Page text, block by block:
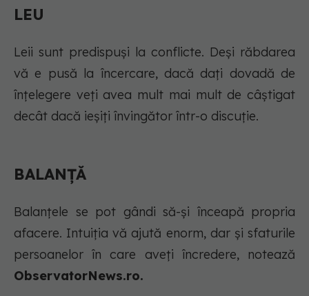
LEU
Leii sunt predispuși la conflicte. Deși răbdarea
vă e pusă la încercare, dacă dați dovadă de
înțelegere veți avea mult mai mult de câștigat
decât dacă ieșiți învingător într-o discuție.
BALANȚĂ
Balanțele se pot gândi să-și înceapă propria
afacere. Intuiția vă ajută enorm, dar și sfaturile
persoanelor în care aveți încredere, notează
ObservatorNews.ro.